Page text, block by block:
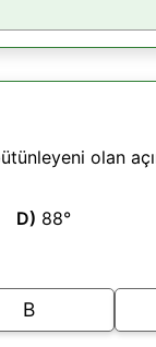
olan
D) 88°
B